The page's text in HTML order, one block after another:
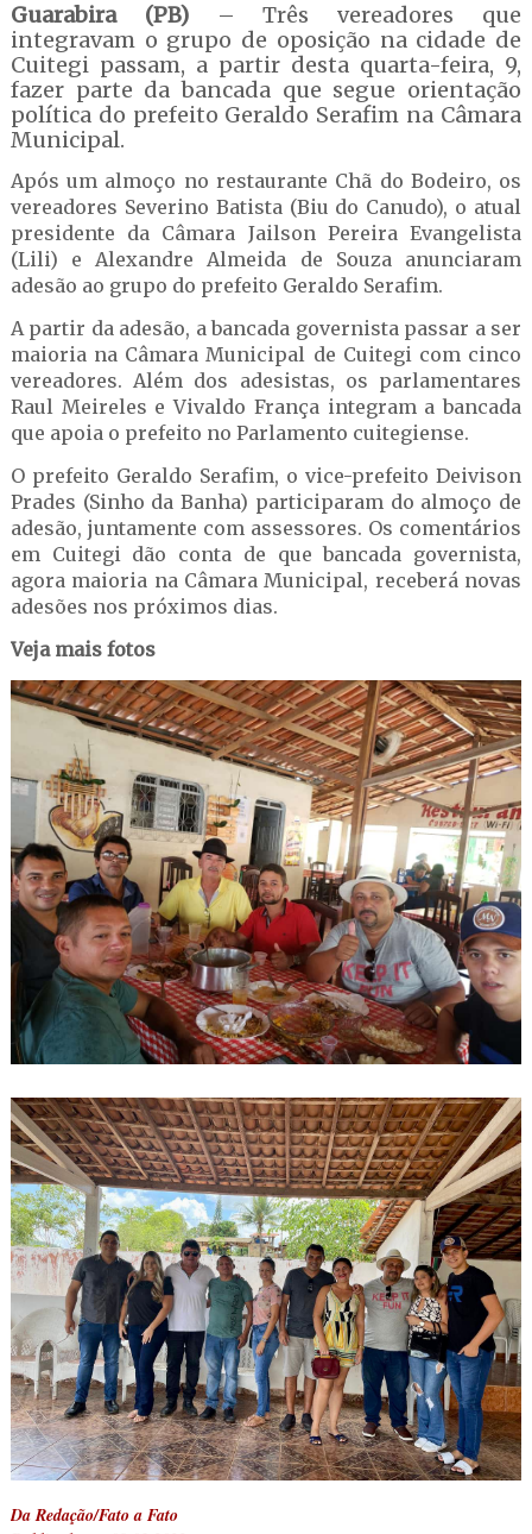
Guarabira (PB)– Três vereadores que
integravam o grupo de oposição na cidade de
Cuitegi passam, a partir desta quarta-feira, 9,
fazer parte da bancada que segue orientação
política do prefeito Geraldo Serafim na Câmara
Municipal.
Após um almoço no restaurante Chã do Bodeiro, os
vereadores Severino Batista (Biu do Canudo), o atual
presidente da Câmara Jailson Pereira Evangelista
(Lili) e Alexandre Almeida de Souza anunciaram
adesão ao grupo do prefeito Geraldo Serafim.
A partir da adesão, a bancada governista passar a ser
maioria na Câmara Municipal de Cuitegi com cinco
vereadores. Além dos adesistas, os parlamentares
Raul Meireles e Vivaldo França integram a bancada
que apoia o prefeito no Parlamento cuitegiense.
O prefeito Geraldo Serafim, o vice-prefeito Deivison
Prades (Sinho da Banha) participaram do almoço de
adesão, juntamente com assessores. Os comentários
em Cuitegi dão conta de que bancada governista,
agora maioria na Câmara Municipal, receberá novas
adesões nos próximos dias.
Veja mais fotos
Da Redação/Fato a Fato